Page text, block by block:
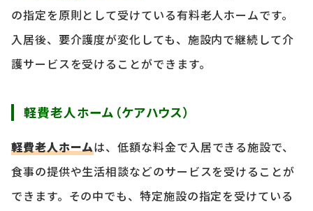
の指定を原則として受けている有料老人ホームです。
入居後、要介護度が変化しても、施設内で継続して介
護サービスを受けることができます。
軽費老人ホーム（ケアハウス）
軽費老人ホームは、低額な料金で入居できる施設で、
食事の提供や生活相談などのサービスを受けることが
できます。その中でも、特定施設の指定を受けている